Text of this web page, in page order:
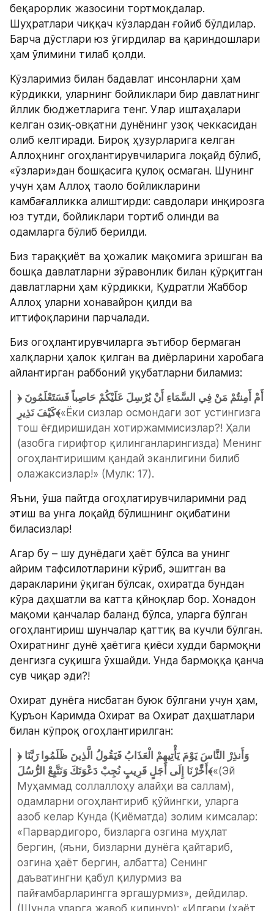
беқарорлик жазосини тортмоқдалар.
Шуҳратлари чиққач кўзлардан ғойиб бўлдилар.
Барча дўстлари юз ўгирдилар ва қариндошлари
ҳам ўлимини тилаб қолди.
Кўзларимиз билан бадавлат инсонларни ҳам
кўрдикки, уларнинг бойликлари бир давлатнинг
йллик бюджетларига тенг. Улар иштаҳалари
келган озиқ-овқатни дунёнинг узоқ чеккасидан
олиб келтиради. Бироқ ҳузурларига келган
Аллоҳнинг огоҳлантирувчиларига лоқайд бўлиб,
«ўзлари»дан бошқасига қулоқ осмаган. Шунинг
учун ҳам Аллоҳ таоло бойликларини
камбағалликка алиштирди: савдолари инқирозга
юз тутди, бойликлари тортиб олинди ва
одамларга бўлиб берилди.
Биз тараққиёт ва ҳожалик мақомига эришган ва
бошқа давлатларни зўравонлик билан қўрқитган
давлатларни ҳам кўрдикки, Қудратли Жаббор
Аллоҳ уларни хонавайрон қилди ва
иттифоқларини парчалади.
Биз огоҳлантирувчиларга эътибор бермаган
халқларни ҳалок қилган ва диёрларини харобага
айлантирган раббоний уқубатларни биламиз:
﴿أَمْ أَمِنتُمْ مَنْ فِي السَّمَاءِ أَنْ يُرْسِلَ عَلَيْكُمْ حَاصِباً فَسَتَعْلَمُونَ
كَيْفَ نَذِيرِ﴾«Ёки сизлар осмондаги зот устингизга
тош ёғдиришидан хотиржамми­сизлар?! Ҳали
(азобга гирифтор қилинганларингизда) Менинг
огоҳлантиришим қандай эканлигини билиб
олажаксизлар!» (Мулк: 17).
Яъни, ўша пайтда огоҳлатирувчиларимни рад
этиш ва унга лоқайд бўлишнинг оқибатини
биласизлар!
Агар бу – шу дунёдаги ҳаёт бўлса ва унинг
айрим тафсилотларини кўриб, эшитган ва
даракларини ўқиган бўлсак, охиратда бундан
кўра даҳшатли ва катта қйноқлар бор. Хонадон
мақоми қанчалар баланд бўлса, уларга бўлган
огоҳлантириш шунчалар қаттиқ ва кучли бўлган.
Охиратнинг дунё ҳаётига қиёси худди бармоқни
денгизга суқишга ўхшайди. Унда бармоққа қанча
сув чиқар эди?!
Охират дунёга нисбатан буюк бўлгани учун ҳам,
Қуръон Каримда Охират ва Охират даҳшатлари
билан кўпроқ огоҳлантирилган:
﴿وَأَنذِرْ النَّاسَ يَوْمَ يَأْتِيهِمْ الْعَذَابُ فَيَقُولُ الَّذِينَ ظَلَمُوا رَبَّنَا
أَخِّرْنَا إِلَى أَجَلٍ قَرِيبٍ نُجِبْ دَعْوَتَكَ وَنَتَّبِعْ الرُّسُلَ﴾«(Эй
Муҳаммад соллаллоҳу алайҳи ва саллам),
одамларни огоҳлантириб қўйингки, уларга
азоб келар Кунда (Қиёматда) золим кимсалар:
«Парвардигоро, бизларга озгина муҳлат
бергин, (яъни, бизларни дунёга қайтариб,
озгина ҳаёт бергин, албатта) Сенинг
даъватингни қабул қилурмиз ва
пайғамбарларингга эргашурмиз», дейдилар.
(Шунда уларга жавоб қилинур): «Илгари (ҳаёт